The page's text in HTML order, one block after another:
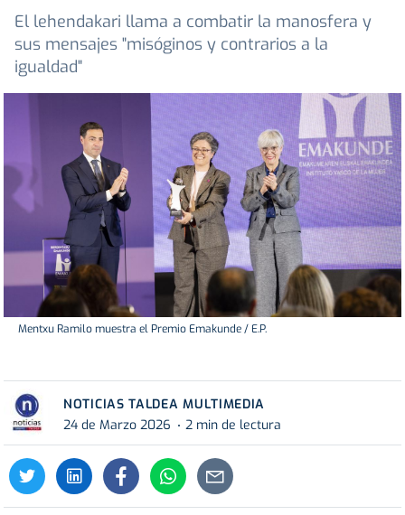
El lehendakari llama a combatir la manosfera y
sus mensajes "misóginos y contrarios a la
igualdad"
Mentxu Ramilo muestra el Premio Emakunde / E.P.
NOTICIAS TALDEA MULTIMEDIA
24 de Marzo 2026
2 min de lectura